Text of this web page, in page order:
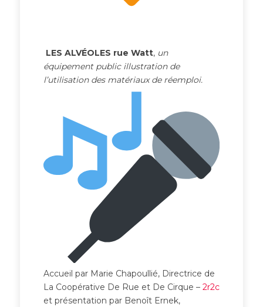
LES ALVÉOLES rue Watt, un
équipement public illustration de
l’utilisation des matériaux de réemploi.
Accueil par Marie Chapoullié, Directrice de
La Coopérative De Rue et De Cirque – 2r2c
et présentation par Benoît Ernek,